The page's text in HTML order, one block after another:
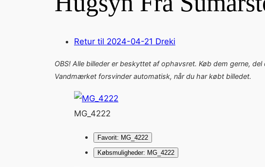
Retur til 2024-04-21 Dreki
OBS! Alle billeder er beskyttet af ophavsret. Køb dem gerne,
Vandmærket forsvinder automatisk, når du har købt billedet.
MG_4222
Favorit: MG_4222
Købsmuligheder: MG_4222